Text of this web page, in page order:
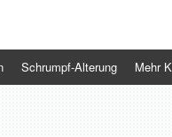
Schrumpf-Alterung Mehr